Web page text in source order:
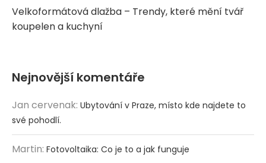
Velkoformátová dlažba – Trendy, které mění tvář
koupelen a kuchyní
Nejnovější komentáře
Jan cervenak: Ubytování v Praze, místo kde najdete to
své pohodlí.
Martin: Fotovoltaika: Co je to a jak funguje